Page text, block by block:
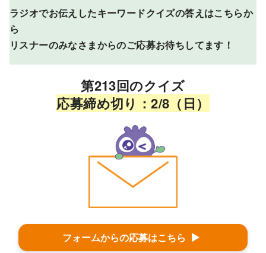
ラジオでお伝えしたキーワードクイズの答えはこちらか
ら
リスナーのみなさまからのご応募お待ちしてます！
第213回のクイズ
応募締め切り：2/8（日）
フォームからの応募はこちら